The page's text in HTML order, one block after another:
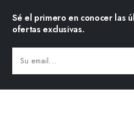
Sé el primero en conocer las
ofertas exclusivas.